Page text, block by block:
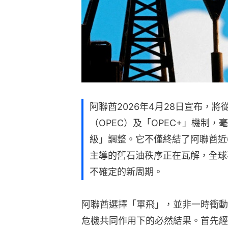
阿聯酋2026年4月28日宣布，將
（OPEC）及「OPEC+」機制，
級」調整。它不僅終結了阿聯酋
主導的舊石油秩序正在瓦解，全
不確定的新周期。
阿聯酋選擇「單飛」，並非一時衝
危機共同作用下的必然結果。首先